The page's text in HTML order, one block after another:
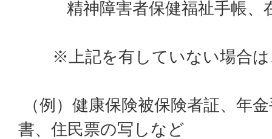
精神障害者保健福祉手帳、
※上記を有していない場合は
（例）健康保険被保険者証、年
書、住民票の写しなど